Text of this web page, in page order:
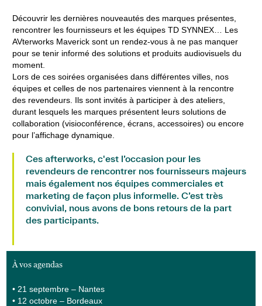
Découvrir les dernières nouveautés des marques présentes,
rencontrer les fournisseurs et les équipes TD SYNNEX… Les
AVterworks Maverick sont un rendez-vous à ne pas manquer
pour se tenir informé des solutions et produits audiovisuels du
moment.
Lors de ces soirées organisées dans différentes villes, nos
équipes et celles de nos partenaires viennent à la rencontre
des revendeurs. Ils sont invités à participer à des ateliers,
durant lesquels les marques présentent leurs solutionsde
collaboration (visioconférence, écrans, accessoires) ou encore
pour l’affichage dynamique.
Ces afterworks, c'est l’occasion pour les
revendeurs de rencontrer nos fournisseurs majeurs
mais également nos équipes commerciales et
marketing de façon plus informelle. C’est très
convivial, nous avons de bons retours de la part
des participants.
À vos agendas
• 21 septembre – Nantes
• 12 octobre – Bordeaux